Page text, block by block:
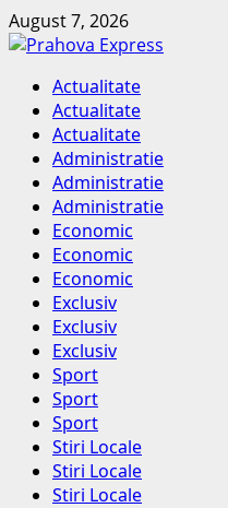
Skip
to
August 7, 2026
Primary
Menu
Actualitate
Actualitate
Actualitate
Administratie
Administratie
Administratie
Economic
Economic
Economic
Exclusiv
Exclusiv
Exclusiv
Sport
Sport
Sport
Stiri Locale
Stiri Locale
Stiri Locale